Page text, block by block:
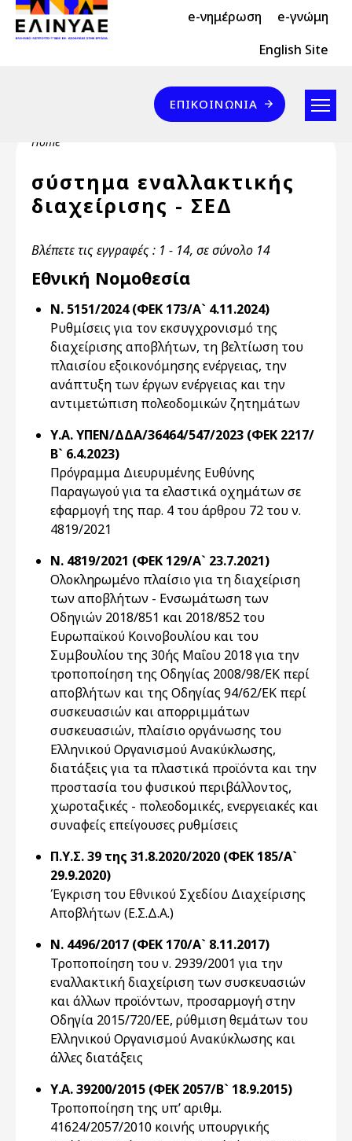
Skip to main content
Header Top 2 e-νημέρωση e-γνώμη
Header Top English Site
Επικοινωνία
ΕΠΙΚΟΙΝΩΝΊΑ
Breadcrumb
Home
σύστημα εναλλακτικής
διαχείρισης - ΣΕΔ
Βλέπετε τις εγγραφές : 1 - 14, σε σύνολο 14
Εθνική Νομοθεσία
Ν. 5151/2024 (ΦΕΚ 173/Α` 4.11.2024)
Ρυθμίσεις για τον εκσυγχρονισμό της
διαχείρισης αποβλήτων, τη βελτίωση του
πλαισίου εξοικονόμησης ενέργειας, την
ανάπτυξη των έργων ενέργειας και την
αντιμετώπιση πολεοδομικών ζητημάτων
Υ.Α. ΥΠΕΝ/ΔΔΑ/36464/547/2023 (ΦΕΚ 2217/
Β` 6.4.2023)
Πρόγραμμα Διευρυμένης Ευθύνης
Παραγωγού για τα ελαστικά οχημάτων σε
εφαρμογή της παρ. 4 του άρθρου 72 του ν.
4819/2021
Ν. 4819/2021 (ΦΕΚ 129/Α` 23.7.2021)
Ολοκληρωμένο πλαίσιο για τη διαχείριση
των αποβλήτων - Ενσωμάτωση των
Οδηγιών 2018/851 και 2018/852 του
Ευρωπαϊκού Κοινοβουλίου και του
Συμβουλίου της 30ής Μαΐου 2018 για την
τροποποίηση της Οδηγίας 2008/98/ΕΚ περί
αποβλήτων και της Οδηγίας 94/62/ΕΚ περί
συσκευασιών και απορριμμάτων
συσκευασιών, πλαίσιο οργάνωσης του
Ελληνικού Οργανισμού Ανακύκλωσης,
διατάξεις για τα πλαστικά προϊόντα και την
προστασία του φυσικού περιβάλλοντος,
χωροταξικές - πολεοδομικές, ενεργειακές και
συναφείς επείγουσες ρυθμίσεις
Π.Υ.Σ. 39 της 31.8.2020/2020 (ΦΕΚ 185/Α`
29.9.2020)
Έγκριση του Εθνικού Σχεδίου Διαχείρισης
Αποβλήτων (Ε.Σ.Δ.Α.)
Ν. 4496/2017 (ΦΕΚ 170/Α` 8.11.2017)
Τροποποίηση του ν. 2939/2001 για την
εναλλακτική διαχείριση των συσκευασιών
και άλλων προϊόντων, προσαρμογή στην
Οδηγία 2015/720/ΕΕ, ρύθμιση θεμάτων του
Ελληνικού Οργανισμού Ανακύκλωσης και
άλλες διατάξεις
Υ.Α. 39200/2015 (ΦΕΚ 2057/Β` 18.9.2015)
Τροποποίηση της υπ’ αριθμ.
41624/2057/2010 κοινής υπουργικής